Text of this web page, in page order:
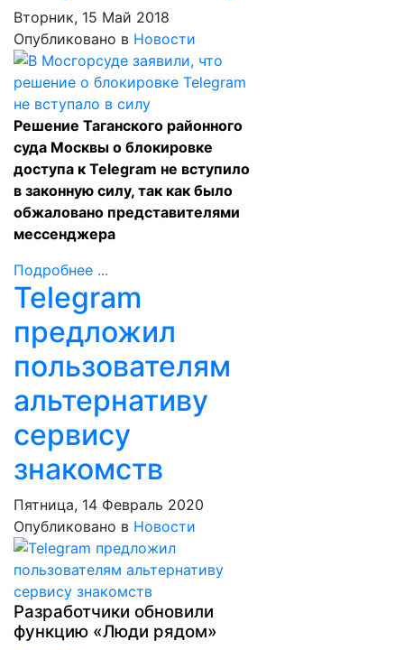
Вторник, 15 Май 2018
Опубликовано в Новости
Решение Таганского районного
суда Москвы о блокировке
доступа к Telegram не вступило
в законную силу, так как было
обжаловано представителями
мессенджера
Подробнее ...
Telegram
предложил
пользователям
альтернативу
сервису
знакомств
Пятница, 14 Февраль 2020
Опубликовано в Новости
Разработчики обновили
функцию «Люди рядом»